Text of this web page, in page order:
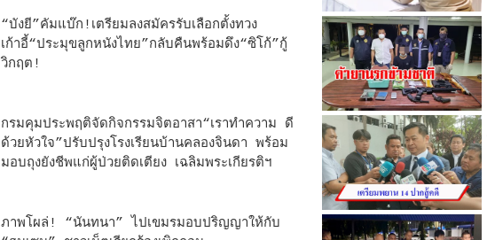
“บังยี”คัมแบ๊ก!เตรียมลงสมัครรับเลือกตั้งทวง
เก้าอี้“ประมุขลูกหนังไทย”กลับคืนพร้อมดึง“ซิโก้”กู้
วิกฤต!
กรมคุมประพฤติจัดกิจกรรมจิตอาสา“เราทำความ ดี
ด้วยหัวใจ”ปรับปรุงโรงเรียนบ้านคลองจินดา พร้อม
มอบถุงยังชีพแก่ผู้ป่วยติดเตียง เฉลิมพระเกียรติฯ
ภาพโผล่! “นันทนา” ไปเขมรมอบปริญญาให้กับ